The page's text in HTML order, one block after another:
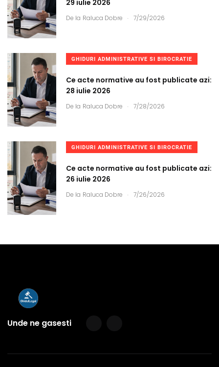
29 iulie 2026
De la Raluca Dobre . 7/29/2026
GHIDURI ADMINISTRATIVE SI BIROCRATIE
Ce acte normative au fost publicate azi:
28 iulie 2026
De la Raluca Dobre . 7/28/2026
GHIDURI ADMINISTRATIVE SI BIROCRATIE
Ce acte normative au fost publicate azi:
26 iulie 2026
De la Raluca Dobre . 7/26/2026
Unde ne gasesti